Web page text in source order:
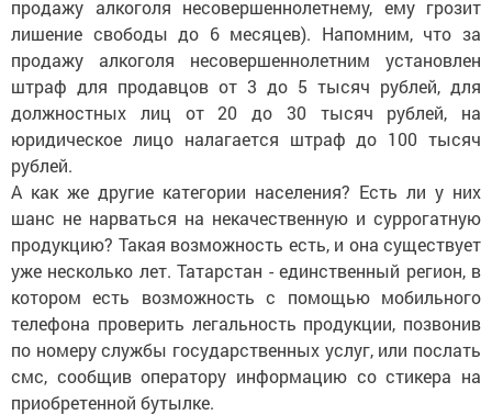
продажу алкоголя несовершеннолетнему, ему грозит
лишение свободы до 6 месяцев). Напомним, что за
продажу алкоголя несовершеннолетним установлен
штраф для продавцов от 3 до 5 тысяч рублей, для
должностных лиц от 20 до 30 тысяч рублей, на
юридическое лицо налагается штраф до 100 тысяч
рублей.
А как же другие категории населения? Есть ли у них
шанс не нарваться на некачественную и суррогатную
продукцию? Такая возможность есть, и она существует
уже несколько лет. Татарстан - единственный регион, в
котором есть возможность с помощью мобильного
телефона проверить легальность продукции, позвонив
по номеру службы государственных услуг, или послать
смс, сообщив оператору информацию со стикера на
приобретенной бутылке.